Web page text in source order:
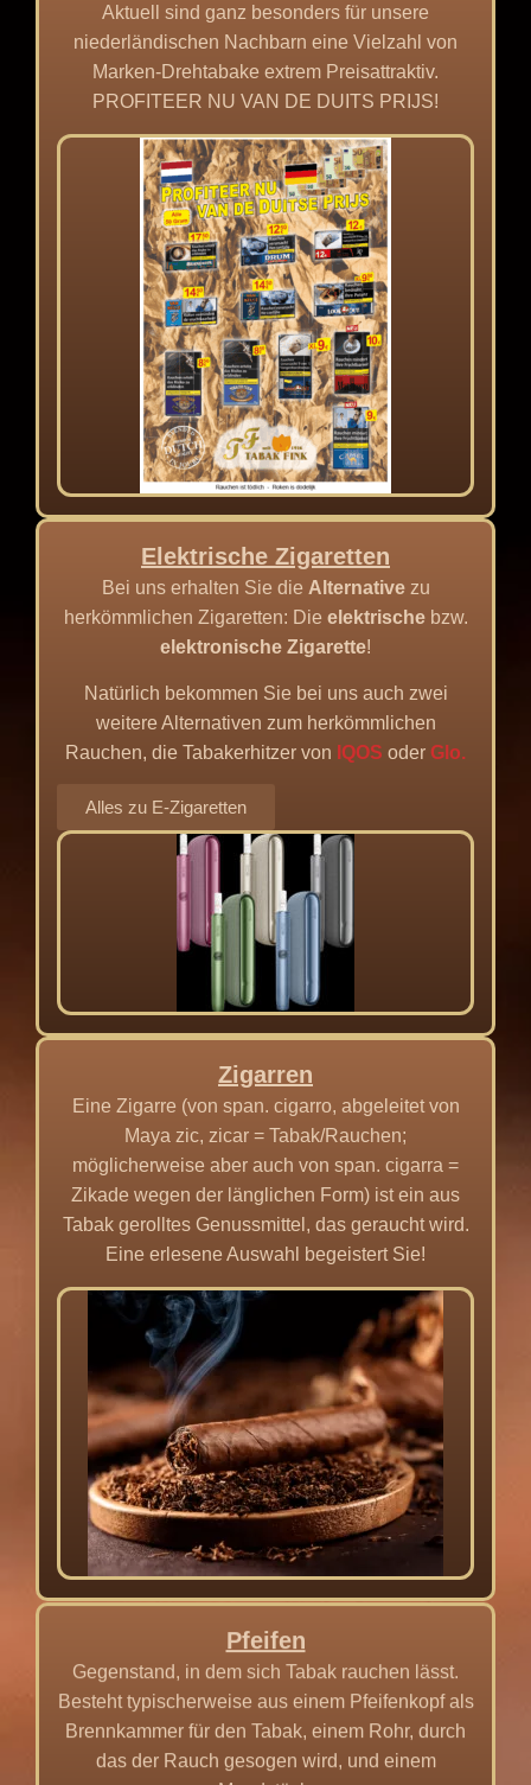
Aktuell sind ganz besonders für unsere
niederländischen Nachbarn eine Vielzahl von
Marken-Drehtabake extrem Preisattraktiv.
PROFITEER NU VAN DE DUITS PRIJS!
Elektrische Zigaretten
Bei uns erhalten Sie die Alternativezu
herkömmlichen Zigaretten: Die elektrischebzw.
elektronische Zigarette!
Natürlich bekommen Sie bei uns auch zwei
weitere Alternativen zum herkömmlichen
Rauchen, die Tabakerhitzer von IQOS oder Glo.
Alles zu E-Zigaretten
Zigarren
Eine Zigarre (von span. cigarro, abgeleitet von
Maya zic, zicar = Tabak/Rauchen;
möglicherweise aber auch von span. cigarra =
Zikade wegen der länglichen Form) ist ein aus
Tabak gerolltes Genussmittel, das geraucht wird.
Eine erlesene Auswahl begeistert Sie!
Pfeifen
Gegenstand, in dem sich Tabak rauchen lässt.
Besteht typischerweise aus einem Pfeifenkopf als
Brennkammer für den Tabak, einem Rohr, durch
das der Rauch gesogen wird, und einem